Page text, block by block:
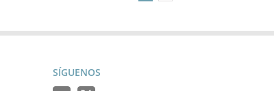
SÍGUENOS